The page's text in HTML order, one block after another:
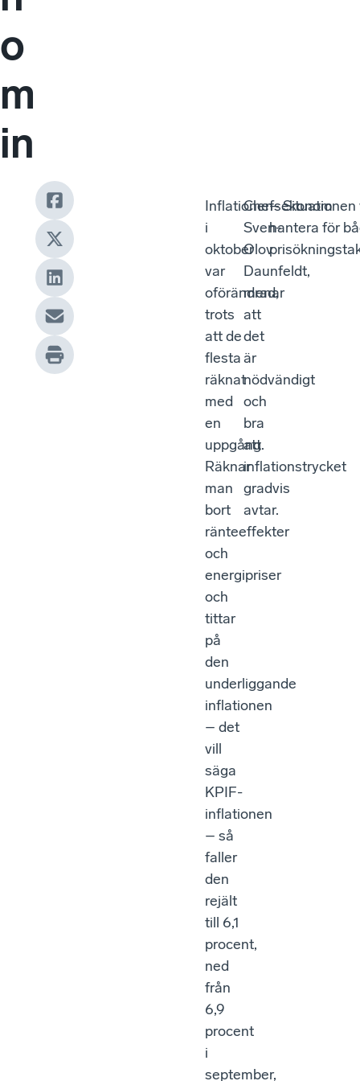
o
m
in
Inflationen
i
oktober
var
oförändrad,
trots
att de
flesta
räknat
med
en
uppgång.
Räknar
man
bort
ränteeffekter
och
energipriser
och
tittar
på
den
underliggande
inflationen
– det
vill
säga
KPIF-
inflationen
– så
faller
den
rejält
till 6,1
procent,
ned
från
6,9
procent
i
september,
Chefsekonom
Sven-
Olov
Daunfeldt,
menar
att
det
är
nödvändigt
och
bra
att
inflationstrycket
gradvis
avtar.
– Situationen
hantera för